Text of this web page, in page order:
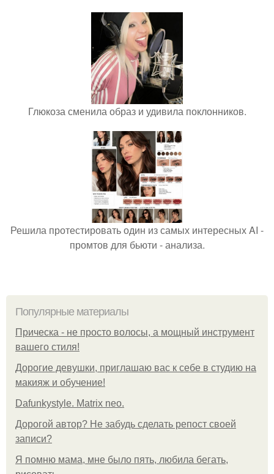
Глюкоза сменила образ и удивила поклонников.
Решила протестировать один из самых интересных AI -
промтов для бьюти - анализа.
Популярные материалы
Прическа - не просто волосы, а мощный инструмент
вашего стиля!
Дорогие девушки, приглашаю вас к себе в студию на
макияж и обучение!
Dafunkystyle. Matrix neo.
Дорогой автор? Не забудь сделать репост своей
записи?
Я помню мама, мне было пять, любила бегать,